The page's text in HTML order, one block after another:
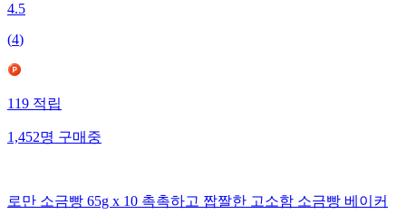
4.5
(4)
119 적립
1,452명 구매중
로만 소금빵 65g x 10 촉촉하고 짭짤한 고소함 소금빵 베이커